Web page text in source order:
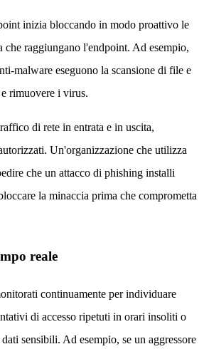
inizia bloccando in modo proattivo le
che raggiungano l'endpoint. Ad esempio,
malware eseguono la scansione di file e
rimuovere i virus.
di rete in entrata e in uscita,
Un'organizzazione che utilizza
che un attacco di phishing installi
la minaccia prima che comprometta
reale
continuamente per individuare
di accesso ripetuti in orari insoliti o
sensibili. Ad esempio, se un aggressore